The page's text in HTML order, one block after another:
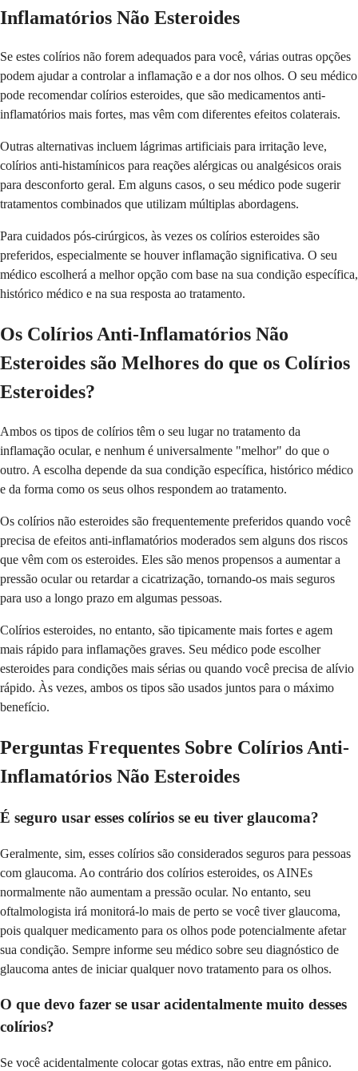
Inflamatórios Não Esteroides
Se estes colírios não forem adequados para você, várias outras opções
podem ajudar a controlar a inflamação e a dor nos olhos. O seu médico
pode recomendar colírios esteroides, que são medicamentos anti-
inflamatórios mais fortes, mas vêm com diferentes efeitos colaterais.
Outras alternativas incluem lágrimas artificiais para irritação leve,
colírios anti-histamínicos para reações alérgicas ou analgésicos orais
para desconforto geral. Em alguns casos, o seu médico pode sugerir
tratamentos combinados que utilizam múltiplas abordagens.
Para cuidados pós-cirúrgicos, às vezes os colírios esteroides são
preferidos, especialmente se houver inflamação significativa. O seu
médico escolherá a melhor opção com base na sua condição específica,
histórico médico e na sua resposta ao tratamento.
Os Colírios Anti-Inflamatórios Não
Esteroides são Melhores do que os Colírios
Esteroides?
Ambos os tipos de colírios têm o seu lugar no tratamento da
inflamação ocular, e nenhum é universalmente "melhor" do que o
outro. A escolha depende da sua condição específica, histórico médico
e da forma como os seus olhos respondem ao tratamento.
Os colírios não esteroides são frequentemente preferidos quando você
precisa de efeitos anti-inflamatórios moderados sem alguns dos riscos
que vêm com os esteroides. Eles são menos propensos a aumentar a
pressão ocular ou retardar a cicatrização, tornando-os mais seguros
para uso a longo prazo em algumas pessoas.
Colírios esteroides, no entanto, são tipicamente mais fortes e agem
mais rápido para inflamações graves. Seu médico pode escolher
esteroides para condições mais sérias ou quando você precisa de alívio
rápido. Às vezes, ambos os tipos são usados juntos para o máximo
benefício.
Perguntas Frequentes Sobre Colírios Anti-
Inflamatórios Não Esteroides
É seguro usar esses colírios se eu tiver glaucoma?
Geralmente, sim, esses colírios são considerados seguros para pessoas
com glaucoma. Ao contrário dos colírios esteroides, os AINEs
normalmente não aumentam a pressão ocular. No entanto, seu
oftalmologista irá monitorá-lo mais de perto se você tiver glaucoma,
pois qualquer medicamento para os olhos pode potencialmente afetar
sua condição. Sempre informe seu médico sobre seu diagnóstico de
glaucoma antes de iniciar qualquer novo tratamento para os olhos.
O que devo fazer se usar acidentalmente muito desses
colírios?
Se você acidentalmente colocar gotas extras, não entre em pânico.